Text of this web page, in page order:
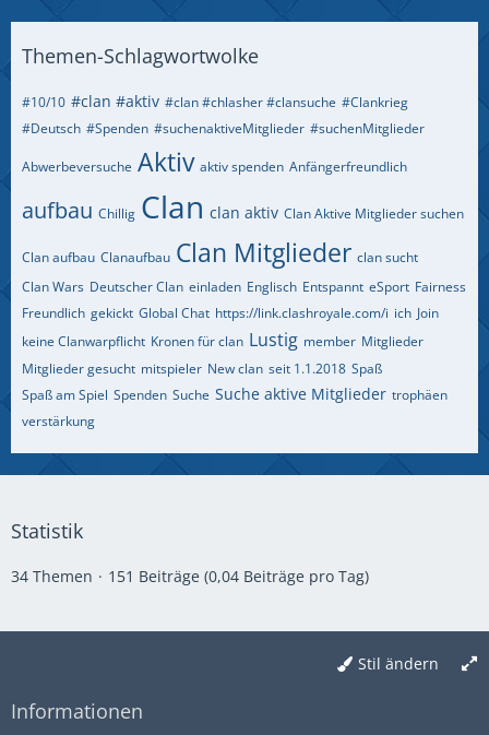
Themen-Schlagwortwolke
#10/10 #clan #aktiv #clan #chlasher #clansuche #Clankrieg
#Deutsch #Spenden #suchenaktiveMitglieder #suchenMitglieder
Abwerbeversuche Aktiv aktiv spenden Anfängerfreundlich
aufbau Chillig Clan clan aktiv Clan Aktive Mitglieder suchen
Clan aufbau Clanaufbau Clan Mitglieder clan sucht
Clan Wars Deutscher Clan einladen Englisch Entspannt eSport Fairness
Freundlich gekickt Global Chat https://link.clashroyale.com/i ich Join
keine Clanwarpflicht Kronen für clan Lustig member Mitglieder
Mitglieder gesucht mitspieler New clan seit 1.1.2018 Spaß
Spaß am Spiel Spenden Suche Suche aktive Mitglieder trophäen
verstärkung
Statistik
34 Themen 151 Beiträge (0,04 Beiträge pro Tag)
Stil ändern
Informationen